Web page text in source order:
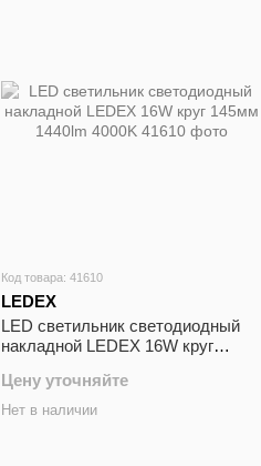
Код товара: 41610
LEDEX
LED светильник светодиодный
накладной LEDEX 16W круг
Цену уточняйте
Нет в наличии